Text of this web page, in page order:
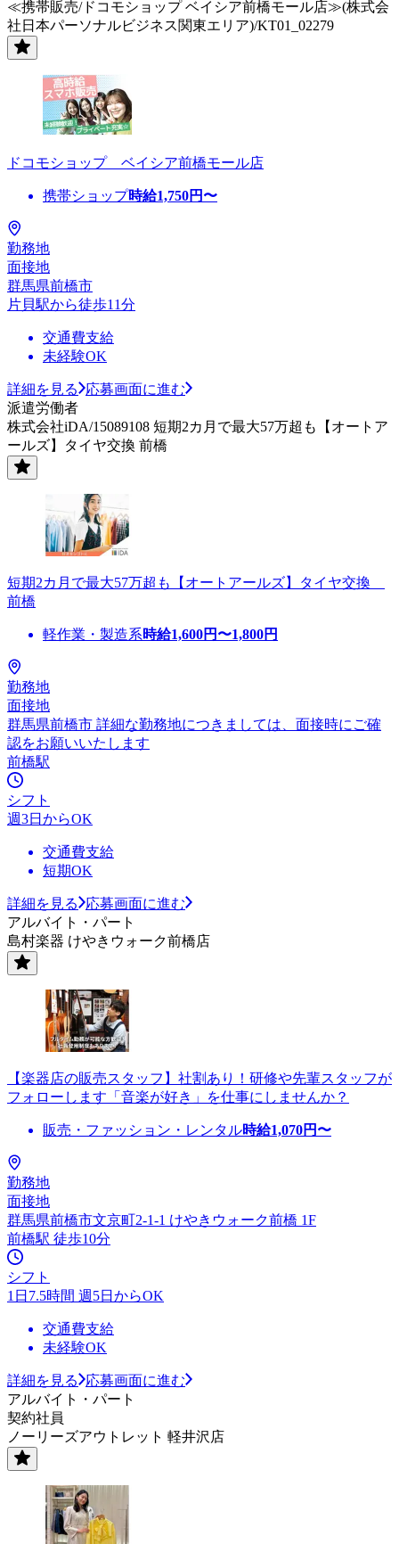
≪携帯販売/ドコモショップ ベイシア前橋モール店≫(株式会
社日本パーソナルビジネス関東エリア)/KT01_02279
ドコモショップ ベイシア前橋モール店
携帯ショップ時給1,750円〜
勤務地
面接地
群馬県前橋市
片貝駅から徒歩11分
交通費支給
未経験OK
詳細を見る
応募画面に進む
派遣労働者
株式会社iDA/15089108 短期2カ月で最大57万超も【オートア
ールズ】タイヤ交換 前橋
短期2カ月で最大57万超も【オートアールズ】タイヤ交換
前橋
軽作業・製造系時給1,600円〜1,800円
勤務地
面接地
群馬県前橋市 詳細な勤務地につきましては、面接時にご確
認をお願いいたします
前橋駅
シフト
週3日からOK
交通費支給
短期OK
詳細を見る
応募画面に進む
アルバイト・パート
島村楽器 けやきウォーク前橋店
【楽器店の販売スタッフ】社割あり！研修や先輩スタッフが
フォローします「音楽が好き」を仕事にしませんか？
販売・ファッション・レンタル時給1,070円〜
勤務地
面接地
群馬県前橋市文京町2-1-1 けやきウォーク前橋 1F
前橋駅 徒歩10分
シフト
1日7.5時間 週5日からOK
交通費支給
未経験OK
詳細を見る
応募画面に進む
アルバイト・パート
契約社員
ノーリーズアウトレット 軽井沢店